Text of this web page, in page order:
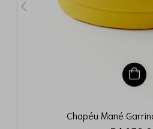
Chapéu Mané